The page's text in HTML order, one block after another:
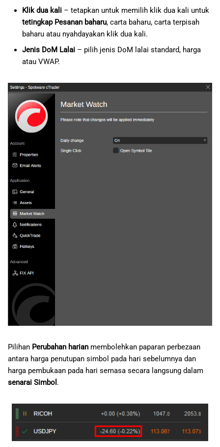
Klik dua kali – tetapkan untuk memilih klik dua kali untuk
tetingkap Pesanan baharu, carta baharu, carta terpisah
baharu atau nyahdayakan klik dua kali.
Jenis DoM Lalai– pilih jenis DoM lalai standard, harga
atau VWAP.
Pilihan Perubahan harian membolehkan paparan perbezaan
antara harga penutupan simbol pada hari sebelumnya dan
harga pembukaan pada hari semasa secara langsung dalam
senarai Simbol .